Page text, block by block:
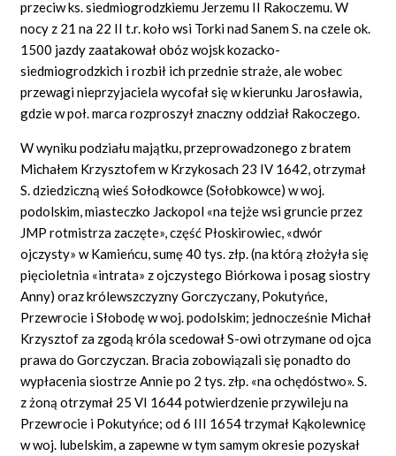
przeciw ks. siedmiogrodzkiemu Jerzemu II Rakoczemu. W
nocy z 21 na 22 II t.r. koło wsi Torki nad Sanem S. na czele ok.
1500 jazdy zaatakował obóz wojsk kozacko-
siedmiogrodzkich i rozbił ich przednie straże, ale wobec
przewagi nieprzyjaciela wycofał się w kierunku Jarosławia,
gdzie w poł. marca rozproszył znaczny oddział Rakoczego.
W wyniku podziału majątku, przeprowadzonego z bratem
Michałem Krzysztofem w Krzykosach 23 IV 1642, otrzymał
S. dziedziczną wieś Sołodkowce (Sołobkowce) w woj.
podolskim, miasteczko Jackopol «na tejże wsi gruncie przez
JMP rotmistrza zaczęte», część Płoskirowiec, «dwór
ojczysty» w Kamieńcu, sumę 40 tys. złp. (na którą złożyła się
pięcioletnia «intrata» z ojczystego Biórkowa i posag siostry
Anny) oraz królewszczyzny Gorczyczany, Pokutyńce,
Przewrocie i Słobodę w woj. podolskim; jednocześnie Michał
Krzysztof za zgodą króla scedował S-owi otrzymane od ojca
prawa do Gorczyczan. Bracia zobowiązali się ponadto do
wypłacenia siostrze Annie po 2 tys. złp. «na ochędóstwo». S.
z żoną otrzymał 25 VI 1644 potwierdzenie przywileju na
Przewrocie i Pokutyńce; od 6 III 1654 trzymał Kąkolewnicę
w woj. lubelskim, a zapewne w tym samym okresie pozyskał